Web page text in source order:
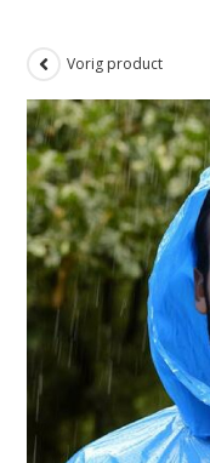
Vorig product